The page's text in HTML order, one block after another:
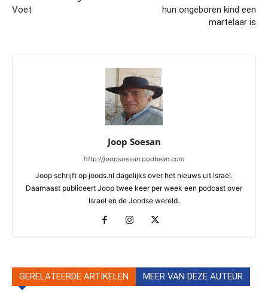
Voet
hun ongeboren kind een
martelaar is
Joop Soesan
http://joopsoesan.podbean.com
Joop schrijft op joods.nl dagelijks over het nieuws uit Israel.
Daarnaast publiceert Joop twee keer per week een podcast over
Israel en de Joodse wereld.
GERELATEERDE ARTIKELEN MEER VAN DEZE AUTEUR